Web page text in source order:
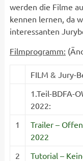
werden die Filme
kennen lernen, da
interessanten
Filmprogramm:
FILM & Jury-
1.Teil-BDFA-
2022:
1
Trailer –
2022
2
Tutorial –